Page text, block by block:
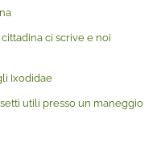
cittadina ci scrive e noi
Ixodidae
utili presso un maneggio